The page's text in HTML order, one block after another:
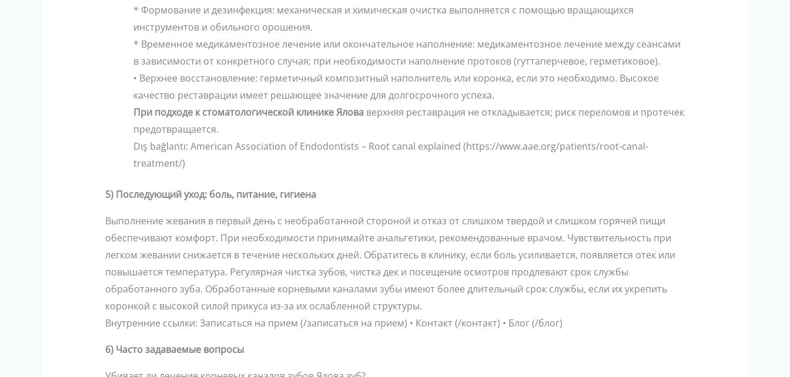
* Формование и дезинфекция: механическая и химическая очистка выполняется с помощью вращающихся
инструментов и обильного орошения.
* Временное медикаментозное лечение или окончательное наполнение: медикаментозное лечение между сеансами
в зависимости от конкретного случая; при необходимости наполнение протоков (гуттаперчевое, герметиковое).
• Верхнее восстановление: герметичный композитный наполнитель или коронка, если это необходимо. Высокое
качество реставрации имеет решающее значение для долгосрочного успеха.
При подходе к стоматологической клинике Яловаверхняя реставрация не откладывается; риск переломов и протечек
предотвращается.
Dış bağlantı: American Association of Endodontists – Root canal explained (https://www.aae.org/patients/root-canal-
treatment/)
5) Последующий уход: боль, питание, гигиена
Выполнение жевания в первый день с необработанной стороной и отказ от слишком твердой и слишком горячей пищи
обеспечивают комфорт. При необходимости принимайте анальгетики, рекомендованные врачом. Чувствительность при
легком жевании снижается в течение нескольких дней. Обратитесь в клинику, если боль усиливается, появляется отек или
повышается температура. Регулярная чистка зубов, чистка дек и посещение осмотров продлевают срок службы
обработанного зуба. Обработанные корневыми каналами зубы имеют более длительный срок службы, если их укрепить
коронкой с высокой силой прикуса из-за их ослабленной структуры.
Внутренние ссылки: Записаться на прием (/записаться на прием) • Контакт (/контакт) • Блог (/блог)
6) Часто задаваемые вопросы